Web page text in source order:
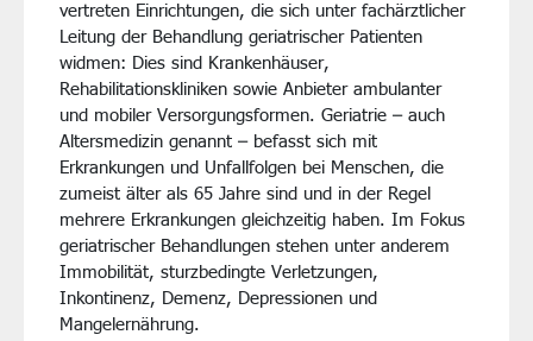
vertreten Einrichtungen, die sich unter fachärztlicher
Leitung der Behandlung geriatrischer Patienten
widmen: Dies sind Krankenhäuser,
Rehabilitationskliniken sowie Anbieter ambulanter
und mobiler Versorgungsformen. Geriatrie – auch
Altersmedizin genannt – befasst sich mit
Erkrankungen und Unfallfolgen bei Menschen, die
zumeist älter als 65 Jahre sind und in der Regel
mehrere Erkrankungen gleichzeitig haben. Im Fokus
geriatrischer Behandlungen stehen unter anderem
Immobilität, sturzbedingte Verletzungen,
Inkontinenz, Demenz, Depressionen und
Mangelernährung.